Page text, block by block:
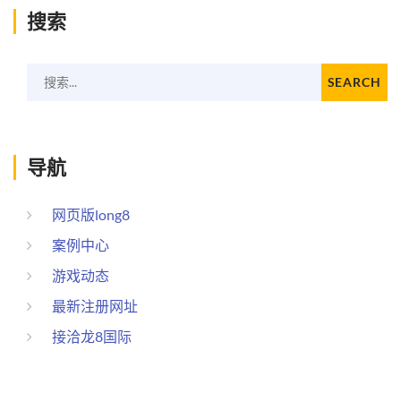
搜索
搜索... SEARCH
导航
网页版long8
案例中心
游戏动态
最新注册网址
接洽龙8国际